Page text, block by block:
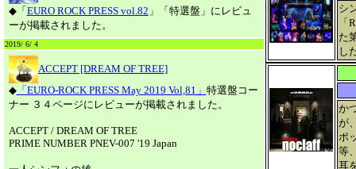
◆「 EURO ROCK PRESS vol.82 」「特選盤」にレビュ
ーが掲載されました。
2019/ 6/ 4
ACCEPT [DREAM OF TREE]
◆「EURO-ROCK PRESS May 2019 Vol,81」 特選盤コー
ナー ３４ページにレビューが掲載されました。
ACCEPT / DREAM OF TREE
PRIME NUMBER PNEV-007 '19 Japan
シ
「
た
し
か
が
ポ
等
耳